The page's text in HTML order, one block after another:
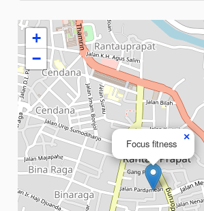
Focus fitness
×
+
−